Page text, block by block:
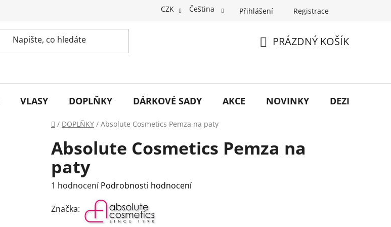
CZK Čeština Přihlášení Registrace
PRÁZDNÝ KOŠÍK
VLASY DOPLŇKY DÁRKOVÉ SADY AKCE NOVINKY DEZINFEKCE
Domů
/ DOPLŇKY / Absolute Cosmetics Pemza na paty
Absolute Cosmetics Pemza na
paty
Průměrné
produktu
1 hodnocení Podrobnosti hodnocení
Značka: